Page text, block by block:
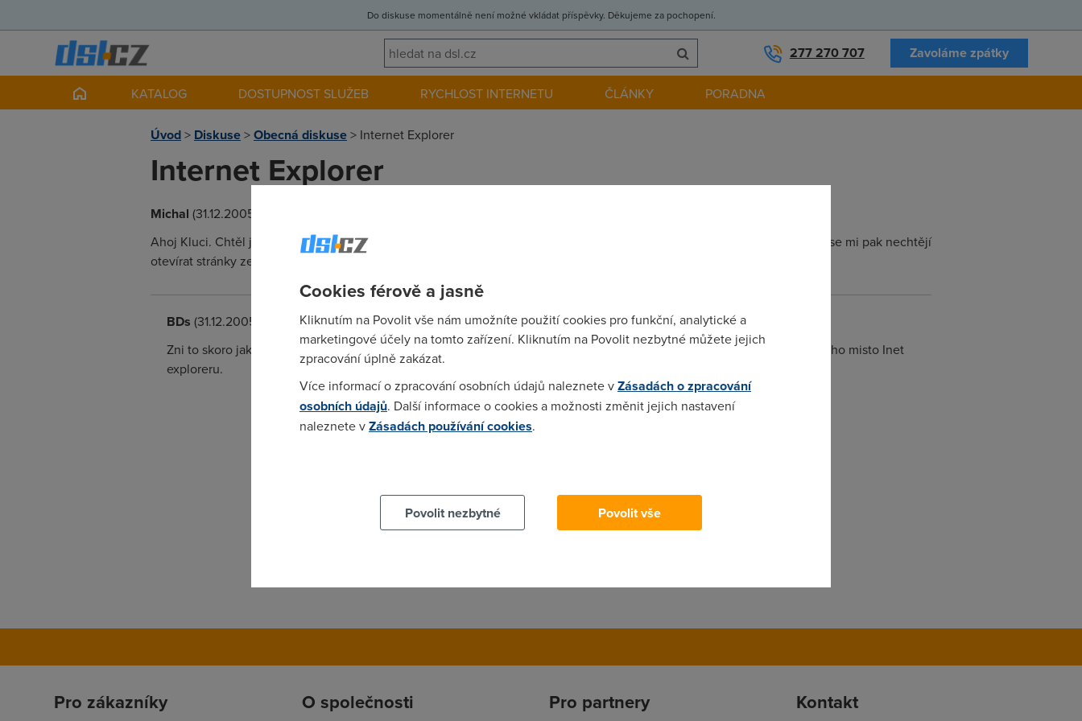
Do diskuse momentálně není možné vkládat příspěvky. Děkujeme za pochopení.
277 270 707 Zavoláme zpátky
KATALOG DOSTUPNOST SLUŽEB RYCHLOST INTERNETU ČLÁNKY PORADNA
Úvod> Diskuse>Obecná diskuse> Internet Explorer
Internet Explorer
Michal (31.12.2005 12:06:02)
Ahoj Kluci. Chtěl jsem se zeptat mám takoví malí problém. Jsem připojeném n internetu. Ale pak po jakých pár minutách se mi pak nechtějí
otevírat stránky ze jsem odpojení. Ale jsem připojeném. Čím to asi tak může bejd.
BDs (31.12.2005 12:09:48)
Zni to skoro jako pozvanka na flamewar ale jestli to myslis vazne, stahni si z www.czilla.cz prohlizec Firefox a pouzivej ho misto Inet
exploreru.
Pro zákazníky O společnosti Pro partnery Kontakt
Cookies férově a jasně
Kliknutím na Povolit vše nám umožníte použití cookies pro funkční, analytické a
marketingové účely na tomto zařízení. Kliknutím na Povolit nezbytné můžete jejich
zpracování úplně zakázat.
Více informací o zpracování osobních údajů naleznete vZásadách o zpracování
osobních údajů. Další informace o cookies a možnosti změnit jejich nastavení
naleznete vZásadách používání cookies.
Povolit nezbytné
Povolit vše